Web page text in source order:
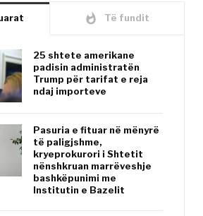
whatshot Të fundit
25 shtete amerikane
padisin administratën
Trump për tarifat e reja
ndaj importeve
Pasuria e fituar në mënyrë
të paligjshme,
kryeprokurori i Shtetit
nënshkruan marrëveshje
bashkëpunimi me
Institutin e Bazelit